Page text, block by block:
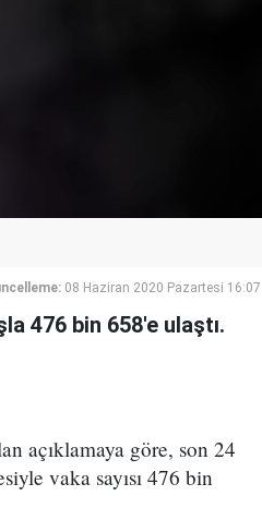
08 Haziran 2020 Pazartesi 16:07
476 bin 658'e ulaştı.
açıklamaya göre, son 24
vaka sayısı 476 bin